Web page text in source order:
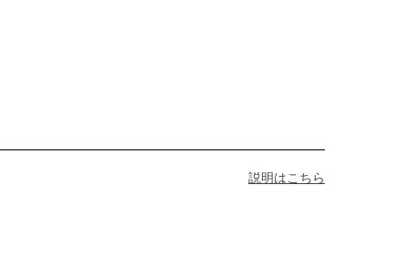
説明はこちら